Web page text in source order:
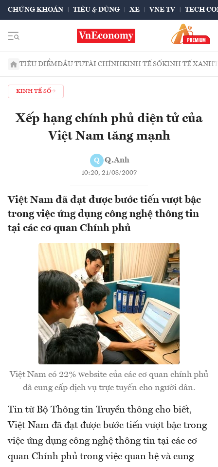
CHỨNG KHOÁN TIÊU & DÙNG XE VNE TV TECH
TIÊU ĐIỂMĐẦU TƯTÀI CHÍNHKINH TẾ SỐKINH TẾ XANH
KINH TẾ SỐ
Xếp hạng chính phủ điện tử của
Việt Nam tăng mạnh
Q Q.Anh
10:20, 21/08/2007
Việt Nam đã đạt được bước tiến vượt bậc
trong việc ứng dụng công nghệ thông tin
tại các cơ quan Chính phủ
Việt Nam có 22% website của các cơ quan chính phủ
đã cung cấp dịch vụ trực tuyến cho người dân.
Tin từ Bộ Thông tin Truyền thông cho biết,
Việt Nam đã đạt được bước tiến vượt bậc trong
việc ứng dụng công nghệ thông tin tại các cơ
quan Chính phủ trong việc quan hệ và cung